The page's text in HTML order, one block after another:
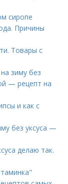
сиропе
Причины
Товары с
зиму без
— рецепт на
и как с
без уксуса —
делаю так.